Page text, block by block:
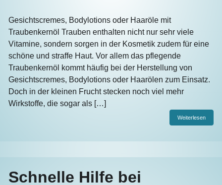
Gesichtscremes, Bodylotions oder Haaröle mit
Traubenkernöl Trauben enthalten nicht nur sehr viele
Vitamine, sondern sorgen in der Kosmetik zudem für eine
schöne und straffe Haut. Vor allem das pflegende
Traubenkernöl kommt häufig bei der Herstellung von
Gesichtscremes, Bodylotions oder Haarölen zum Einsatz.
Doch in der kleinen Frucht stecken noch viel mehr
Wirkstoffe, die sogar als […]
Weiterlesen
Schnelle Hilfe bei